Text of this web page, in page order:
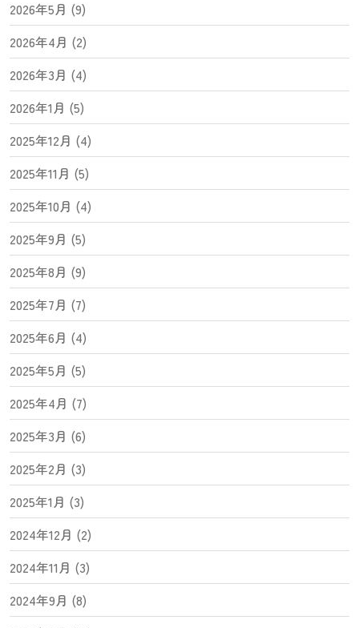
2026年5月 (9)
2026年4月 (2)
2026年3月 (4)
2026年1月 (5)
2025年12月 (4)
2025年11月 (5)
2025年10月 (4)
2025年9月 (5)
2025年8月 (9)
2025年7月 (7)
2025年6月 (4)
2025年5月 (5)
2025年4月 (7)
2025年3月 (6)
2025年2月 (3)
2025年1月 (3)
2024年12月 (2)
2024年11月 (3)
2024年9月 (8)